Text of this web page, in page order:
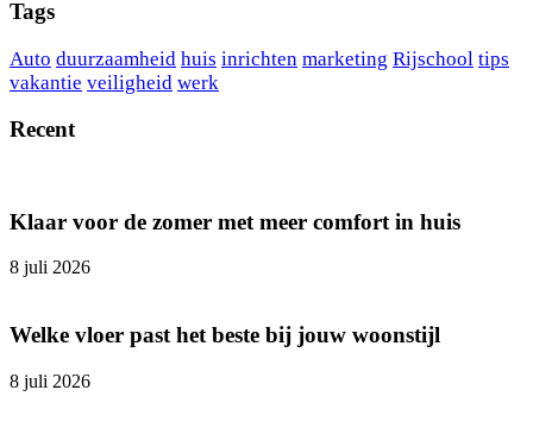
Tags
Auto duurzaamheid huis inrichten marketing Rijschool tips
vakantie veiligheid werk
Recent
Klaar voor de zomer met meer comfort in huis
8 juli 2026
Welke vloer past het beste bij jouw woonstijl
8 juli 2026